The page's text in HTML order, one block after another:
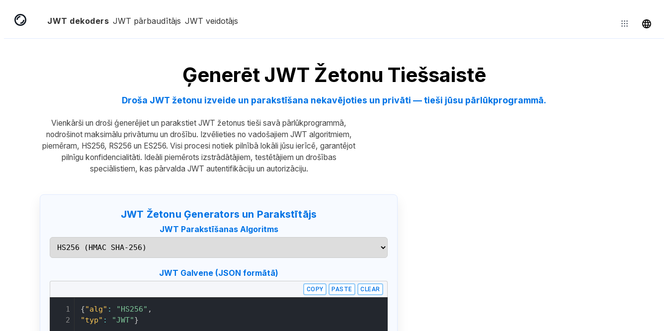
JWT dekoders JWT pārbaudītājs JWT veidotājs
Ģenerēt JWT Žetonu Tiešsaistē
Droša JWT žetonu izveide un parakstīšana nekavējoties un privāti — tieši jūsu pārlūkprogrammā.
Vienkārši un droši ģenerējiet un parakstiet JWT žetonus tieši savā pārlūkprogrammā,
nodrošinot maksimālu privātumu un drošību. Izvēlieties no vadošajiem JWT algoritmiem,
piemēram, HS256, RS256 un ES256. Visi procesi notiek pilnībā lokāli jūsu ierīcē, garantējot
pilnīgu konfidencialitāti. Ideāli piemērots izstrādātājiem, testētājiem un drošības
speciālistiem, kas pārvalda JWT autentifikāciju un autorizāciju.
JWT Žetonu Ģenerators un Parakstītājs
JWT Parakstīšanas Algoritms
JWT Galvene (JSON formātā)
COPY PASTE CLEAR
1
2
{"alg" : "HS256" ,
"typ" : "JWT"}